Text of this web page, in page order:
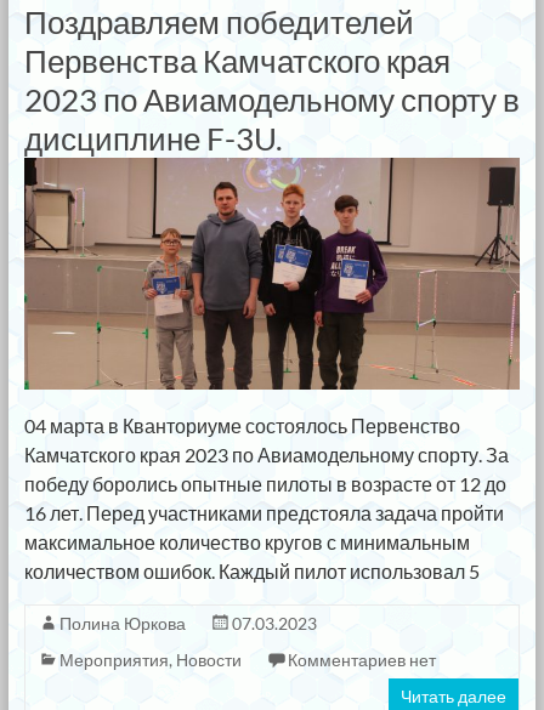
Поздравляем победителей
Первенства Камчатского края
2023 по Авиамодельному спорту в
дисциплине F-3U.
04 марта в Кванториуме состоялось Первенство
Камчатского края 2023 по Авиамодельному спорту. За
победу боролись опытные пилоты в возрасте от 12 до
16 лет. Перед участниками предстояла задача пройти
максимальное количество кругов с минимальным
количеством ошибок. Каждый пилот использовал 5
Полина Юркова
07.03.2023
Мероприятия, Новости
Комментариев нет
Читать далее